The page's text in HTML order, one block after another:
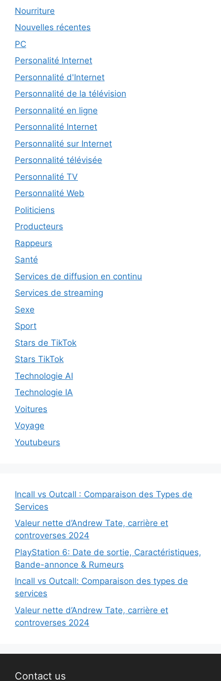
Nourriture
Nouvelles récentes
PC
Personalité Internet
Personnalité d'Internet
Personnalité de la télévision
Personnalité en ligne
Personnalité Internet
Personnalité sur Internet
Personnalité télévisée
Personnalité TV
Personnalité Web
Politiciens
Producteurs
Rappeurs
Santé
Services de diffusion en continu
Services de streaming
Sexe
Sport
Stars de TikTok
Stars TikTok
Technologie AI
Technologie IA
Voitures
Voyage
Youtubeurs
Incall vs Outcall : Comparaison des Types de
Services
Valeur nette d’Andrew Tate, carrière et
controverses 2024
PlayStation 6: Date de sortie, Caractéristiques,
Bande-annonce & Rumeurs
Incall vs Outcall: Comparaison des types de
services
Valeur nette d’Andrew Tate, carrière et
controverses 2024
Contact us